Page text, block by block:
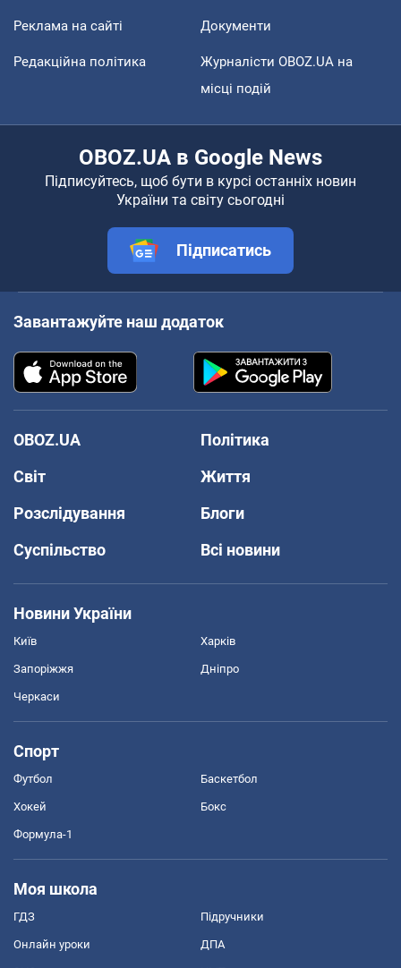
Реклама на сайті Документи
Редакційна політика
Журналісти OBOZ.UA на
місці подій
OBOZ.UA в Google News
Підписуйтесь, щоб бути в курсі останніх новин
України та світу сьогодні
Підписатись
Завантажуйте наш додаток
OBOZ.UA
Політика
Світ
Життя
Розслідування
Блоги
Суспільство
Всі новини
Новини України
Київ Харків
Запоріжжя Дніпро
Черкаси
Спорт
Футбол Баскетбол
Хокей Бокс
Формула-1
Моя школа
ГДЗ Підручники
Онлайн уроки ДПА